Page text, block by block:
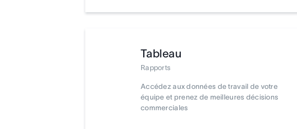
Tableau
Rapports
Accédez aux données de travail de votre
équipe et prenez de meilleures décisions
commerciales